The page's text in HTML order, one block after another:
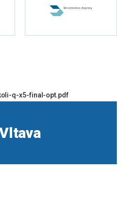
q-x5-final-opt.pdf